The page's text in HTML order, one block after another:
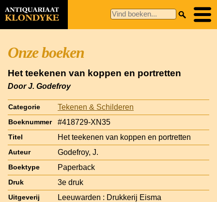
Onze boeken
Het teekenen van koppen en portretten
Door J. Godefroy
Categorie Tekenen & Schilderen
Boeknummer #418729-XN35
Titel Het teekenen van koppen en portretten
Auteur Godefroy, J.
Boektype Paperback
Druk 3e druk
Uitgeverij Leeuwarden : Drukkerij Eisma